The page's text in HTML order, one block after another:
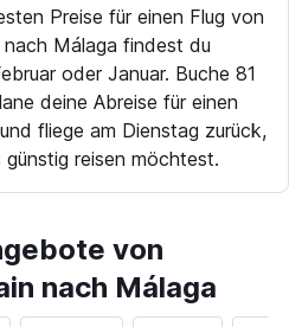
Preise für einen Flug von
Málaga findest du
oder Januar. Buche 81
deine Abreise für einen
fliege am Dienstag zurück,
reisen möchtest.
von
nach Málaga